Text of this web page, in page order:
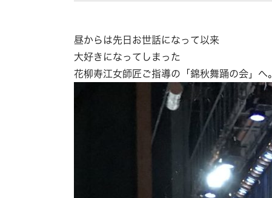
昼からは先日お世話になって以来
大好きになってしまった
花柳寿江女師匠ご指導の「錦秋舞踊の会」へ。